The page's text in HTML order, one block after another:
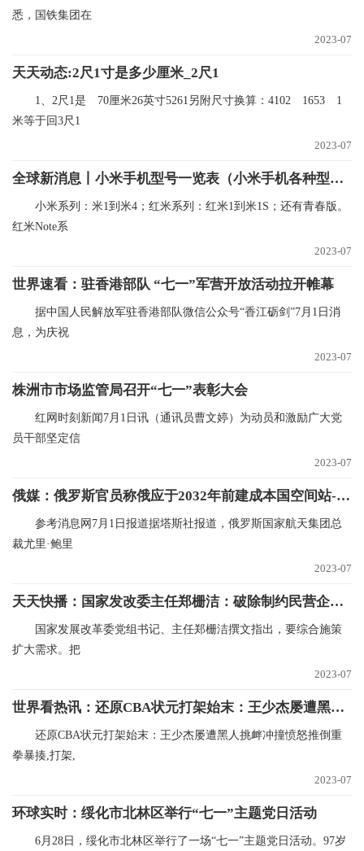
悉，国铁集团在
2023-07
天天动态:2尺1寸是多少厘米_2尺1
1、2尺1是 70厘米26英寸5261另附尺寸换算：4102 1653 1
米等于回3尺1
2023-07
全球新消息丨小米手机型号一览表（小米手机各种型号及价格）
小米系列：米1到米4；红米系列：红米1到米1S；还有青春版。
红米Note系
2023-07
世界速看：驻香港部队 “七一”军营开放活动拉开帷幕
据中国人民解放军驻香港部队微信公众号“香江砺剑”7月1日消
息，为庆祝
2023-07
株洲市市场监管局召开“七一”表彰大会
红网时刻新闻7月1日讯（通讯员曹文婷）为动员和激励广大党
员干部坚定信
2023-07
俄媒：俄罗斯官员称俄应于2032年前建成本国空间站-全球头条
参考消息网7月1日报道据塔斯社报道，俄罗斯国家航天集团总
裁尤里·鲍里
2023-07
天天快播：国家发改委主任郑栅洁：破除制约民营企业公平参与市场竞争的制度障碍 进一步扩大民间投资准入范围
国家发展改革委党组书记、主任郑栅洁撰文指出，要综合施策
扩大需求。把
2023-07
世界看热讯：还原CBA状元打架始末：王少杰屡遭黑人挑衅冲撞 愤怒推倒重拳暴揍
还原CBA状元打架始末：王少杰屡遭黑人挑衅冲撞愤怒推倒重
拳暴揍,打架,
2023-07
环球实时：绥化市北林区举行“七一”主题党日活动
6月28日，绥化市北林区举行了一场“七一”主题党日活动。97岁